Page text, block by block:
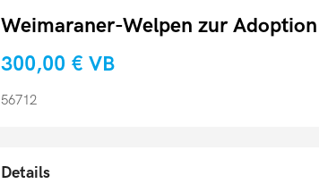
Weimaraner-Welpen zur
300,00 € VB
56712
Details